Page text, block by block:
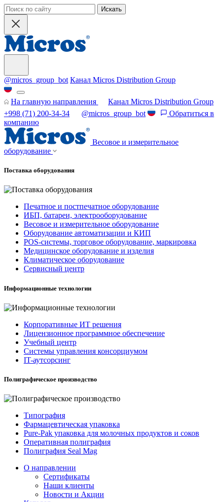
Искать
@micros_group_bot Канал Micros Distribution Group
На главную направления
Канал Micros Distribution Group
+998 (71) 200-34-34
@micros_group_bot
Обратиться в
компанию
Весовое и измерительное
оборудование
Поставка оборудования
Печатное и постпечатное оборудование
ИБП, батареи, электрооборудование
Весовое и измерительное оборудование
Оборудование автоматизации и КИП
POS-системы, торговое оборудование, маркировка
Медицинское оборудование и изделия
Климатическое оборудование
Сервисный центр
Информационные технологии
Корпоративные ИТ решения
Лицензионное программное обеспечение
Учебный центр
Системы управления консорциумом
IT-аутсорсинг
Полиграфическое производство
Типография
Фармацевтическая упаковка
Pure-Pak упаковка для молочных продуктов и соков
Оперативная полиграфия
Полиграфия Seal Mag
О направлении
Сертификаты
Наши клиенты
Новости и Акции